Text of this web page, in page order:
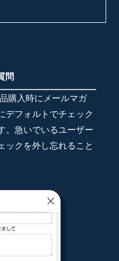
問
購入時にメールマガ
デフォルトでチェック
。急いでいるユーザー
ックを外し忘れること